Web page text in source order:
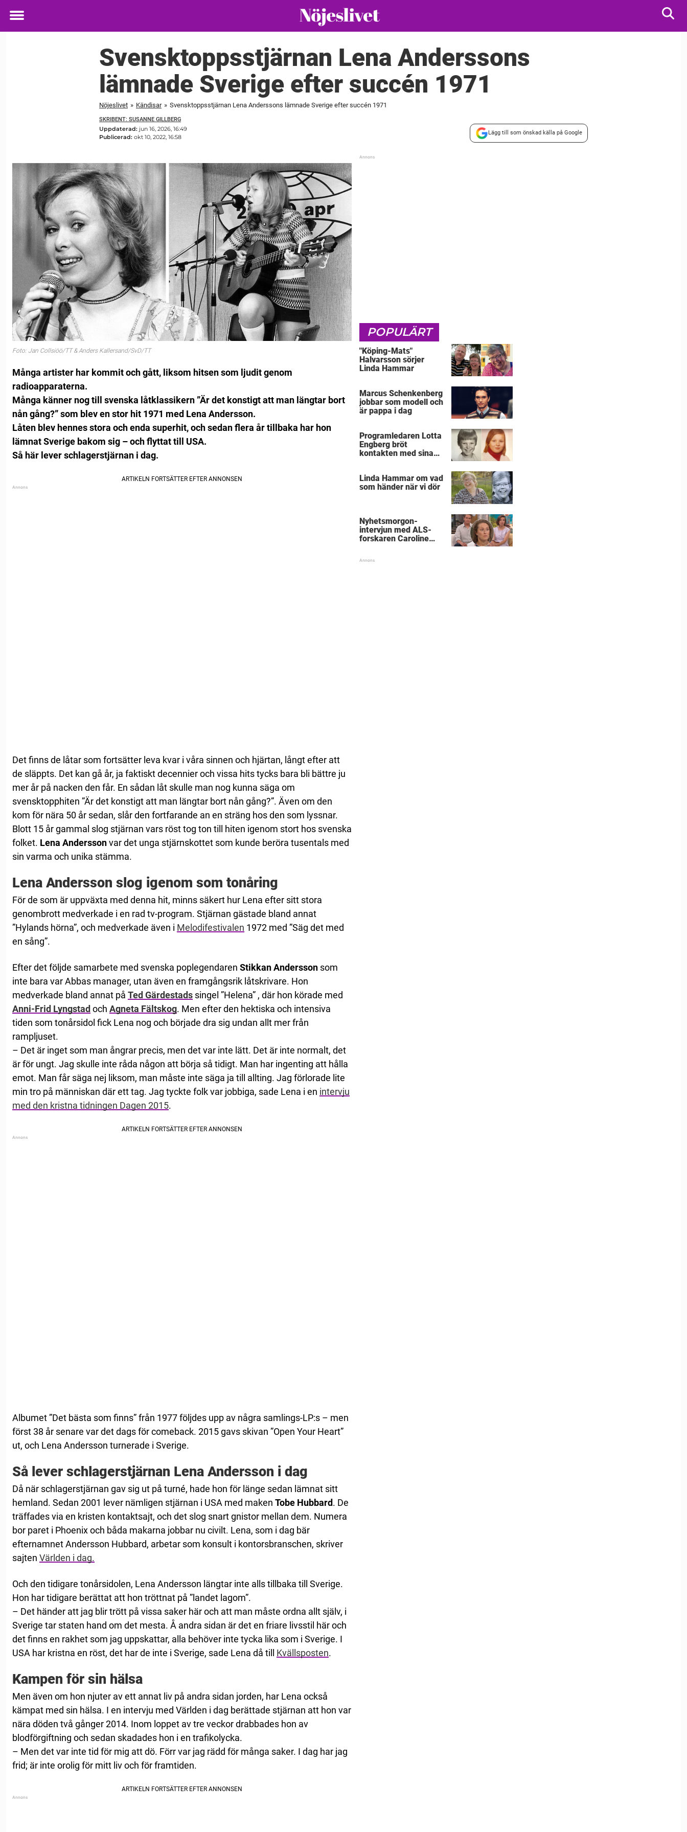
Toggle
Svensktoppsstjärnan Lena Anderssons
lämnade Sverige efter succén 1971
Nöjeslivet » Kändisar » Svensktoppsstjärnan Lena Anderssons lämnade Sverige efter succén 1971
SKRIBENT: SUSANNE GILLBERG
Uppdaterad: jun 16, 2026, 16:49
Publicerad: okt 10, 2022, 16:58
Lägg till som önskad källa på Google
Foto: Jan Collsiöö/TT & Anders Kallersand/SvD/TT
Många artister har kommit och gått, liksom hitsen som ljudit genom
radioapparaterna.
Många känner nog till svenska låtklassikern ”Är det konstigt att man längtar bort
nån gång?” som blev en stor hit 1971 med Lena Andersson.
Låten blev hennes stora och enda superhit, och sedan flera år tillbaka har hon
lämnat Sverige bakom sig – och flyttat till USA.
Så här lever schlagerstjärnan i dag.
Det finns de låtar som fortsätter leva kvar i våra sinnen och hjärtan, långt efter att
de släppts. Det kan gå år, ja faktiskt decennier och vissa hits tycks bara bli bättre ju
mer år på nacken den får. En sådan låt skulle man nog kunna säga om
svensktopphiten ”Är det konstigt att man längtar bort nån gång?”. Även om den
kom för nära 50 år sedan, slår den fortfarande an en sträng hos den som lyssnar.
Blott 15 år gammal slog stjärnan vars röst tog ton till hiten igenom stort hos svenska
folket. Lena Anderssonvar det unga stjärnskottet som kunde beröra tusentals med
sin varma och unika stämma.
Lena Andersson slog igenom som tonåring
För de som är uppväxta med denna hit, minns säkert hur Lena efter sitt stora
genombrott medverkade i en rad tv-program. Stjärnan gästade bland annat
”Hylands hörna”, och medverkade även i Melodifestivalen 1972 med ”Säg det med
en sång”.
Efter det följde samarbete med svenska poplegendaren Stikkan Andersson som
inte bara var Abbas manager, utan även en framgångsrik låtskrivare. Hon
medverkade bland annat på Ted Gärdestads singel ”Helena” , där hon körade med
Anni-Frid Lyngstad och Agneta Fältskog. Men efter den hektiska och intensiva
tiden som tonårsidol fick Lena nog och började dra sig undan allt mer från
rampljuset.
– Det är inget som man ångrar precis, men det var inte lätt. Det är inte normalt, det
är för ungt. Jag skulle inte råda någon att börja så tidigt. Man har ingenting att hålla
emot. Man får säga nej liksom, man måste inte säga ja till allting. Jag förlorade lite
min tro på människan där ett tag. Jag tyckte folk var jobbiga, sade Lena i en intervju
med den kristna tidningen Dagen 2015.
Albumet ”Det bästa som finns” från 1977 följdes upp av några samlings-LP:s – men
först 38 år senare var det dags för comeback. 2015 gavs skivan ”Open Your Heart”
ut, och Lena Andersson turnerade i Sverige.
Så lever schlagerstjärnan Lena Andersson i dag
Då när schlagerstjärnan gav sig ut på turné, hade hon för länge sedan lämnat sitt
hemland. Sedan 2001 lever nämligen stjärnan i USA med maken Tobe Hubbard. De
träffades via en kristen kontaktsajt, och det slog snart gnistor mellan dem. Numera
bor paret i Phoenix och båda makarna jobbar nu civilt. Lena, som i dag bär
efternamnet Andersson Hubbard, arbetar som konsult i kontorsbranschen, skriver
sajten Världen i dag.
Och den tidigare tonårsidolen, Lena Andersson längtar inte alls tillbaka till Sverige.
Hon har tidigare berättat att hon tröttnat på ”landet lagom”.
– Det händer att jag blir trött på vissa saker här och att man måste ordna allt själv, i
Sverige tar staten hand om det mesta. Å andra sidan är det en friare livsstil här och
det finns en rakhet som jag uppskattar, alla behöver inte tycka lika som i Sverige. I
USA har kristna en röst, det har de inte i Sverige, sade Lena då till Kvällsposten.
Kampen för sin hälsa
Men även om hon njuter av ett annat liv på andra sidan jorden, har Lena också
kämpat med sin hälsa. I en intervju med Världen i dag berättade stjärnan att hon var
nära döden två gånger 2014. Inom loppet av tre veckor drabbades hon av
blodförgiftning och sedan skadades hon i en trafik­olycka.
– Men det var inte tid för mig att dö. Förr var jag rädd för många saker. I dag har jag
frid; är inte orolig för mitt liv och för framtiden.
POPULÄRT
"Köping-Mats"
Halvarsson sörjer
Linda Hammar
Marcus Schenkenberg
jobbar som modell och
är pappa i dag
Programledaren Lotta
Engberg bröt
kontakten med sina
Linda Hammar om vad
som händer när vi dör
Nyhetsmorgon-
intervjun med ALS-
forskaren Caroline